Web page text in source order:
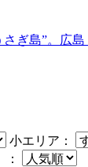
ぎ島”。広
小エリア：